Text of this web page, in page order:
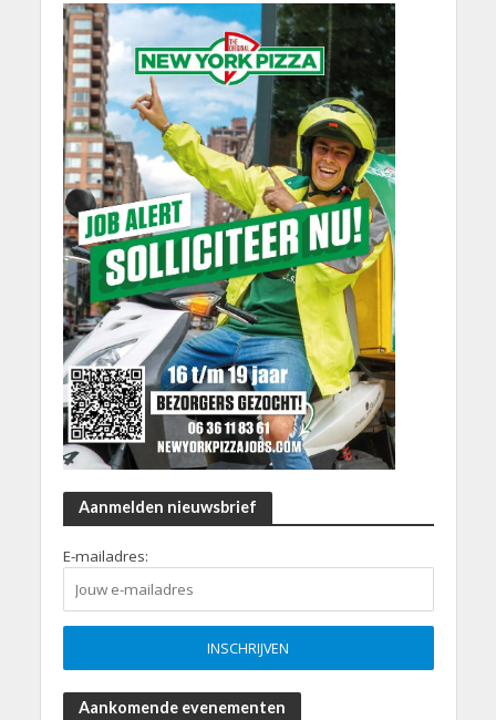
Aanmelden nieuwsbrief
E-mailadres:
Aankomende evenementen